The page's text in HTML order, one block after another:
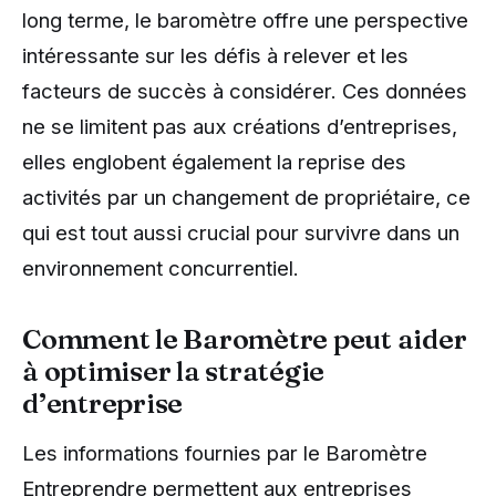
long terme, le baromètre offre une perspective
intéressante sur les défis à relever et les
facteurs de succès à considérer. Ces données
ne se limitent pas aux créations d’entreprises,
elles englobent également la reprise des
activités par un changement de propriétaire, ce
qui est tout aussi crucial pour survivre dans un
environnement concurrentiel.
Comment le Baromètre peut aider
à optimiser la stratégie
d’entreprise
Les informations fournies par le Baromètre
Entreprendre permettent aux entreprises